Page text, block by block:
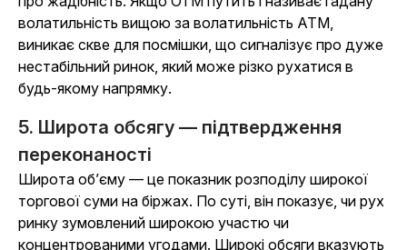
волатильність вищою за волатильність ATM,
виникає скве для посмішки, що сигналізує про дуже
нестабільний ринок, який може різко рухатися в
будь-якому напрямку.
5. Широта обсягу — підтвердження
переконаності
Широта об’єму — це показник розподілу широкої
торгової суми на біржах. По суті, він показує, чи рух
ринку зумовлений широкою участю чи
концентрованими угодами. Широкі обсяги вказують